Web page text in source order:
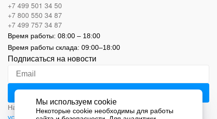
+7 499 501 34 50
+7 800 550 34 87
+7 499 757 34 87
Время работы: 08:00 – 18:00
Время работы склада: 09:00–18:00
Подписаться на новости
Нажимая на кнопку «Подписаться», вы соглашаетесь с
условиями обработки персональных данных
Мы используем cookie
Некоторые cookie необходимы для работы